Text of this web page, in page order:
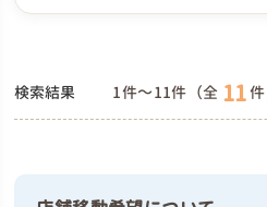
検索結果 1件～11件（全 11件